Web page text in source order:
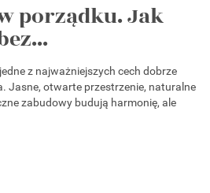
porządku. Jak
z najważniejszych cech dobrze
Jasne, otwarte przestrzenie, naturalne
zabudowy budują harmonię, ale